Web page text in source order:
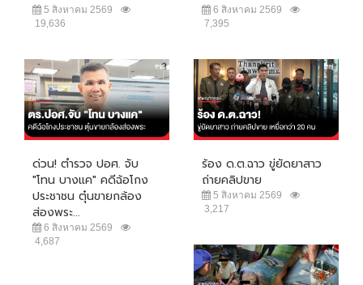
5 สิงหาคม 2569
19,636
6 สิงหาคม 2569
7,395
ด่วน! ตำรวจ ปอศ. จับ
"โทน บางแค" คดีฉ้อโกง
ประชาชน ตุ๋นขายกล้อง
ส่องพระ...
6 สิงหาคม 2569
4,687
ร้อง ด.ต.ฉาว ขู่ยัดยาสาว
ถ่ายคลิปขาย
5 สิงหาคม 2569
3,217